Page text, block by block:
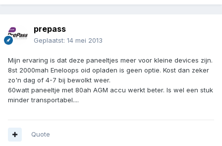
prepass
Geplaatst: 14 mei 2013
Mijn ervaring is dat deze paneeltjes meer voor kleine devices zijn.
8st 2000mah Eneloops oid opladen is geen optie. Kost dan zeker
zo'n dag of 4-7 bij bewolkt weer.
60watt paneeltje met 80ah AGM accu werkt beter. Is wel een stuk
minder transportabel....
Quote